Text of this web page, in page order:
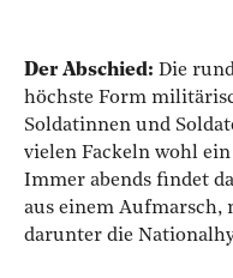
Der Abschied: Die
höchste Form
Soldatinnen und
vielen Fackeln wohl
Immer abends findet
aus einem Aufmarsch,
darunter die